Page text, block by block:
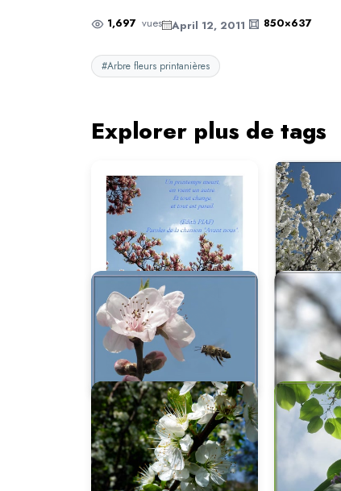
1,697 vues April 12, 2011 850×637
#Arbre fleurs printanières
Explorer plus de tags